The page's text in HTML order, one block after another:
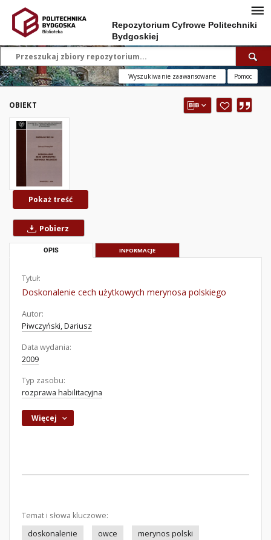
Repozytorium Cyfrowe Politechniki
Bydgoskiej
Wyszukiwanie zaawansowane Pomoc
OBIEKT
Pokaż treść
Pobierz
OPIS INFORMACJE
Tytuł:
Doskonalenie cech użytkowych merynosa polskiego
Autor:
Piwczyński, Dariusz
Data wydania:
2009
Typ zasobu:
rozprawa habilitacyjna
Więcej
Temat i słowa kluczowe:
doskonalenie
owce
merynos polski